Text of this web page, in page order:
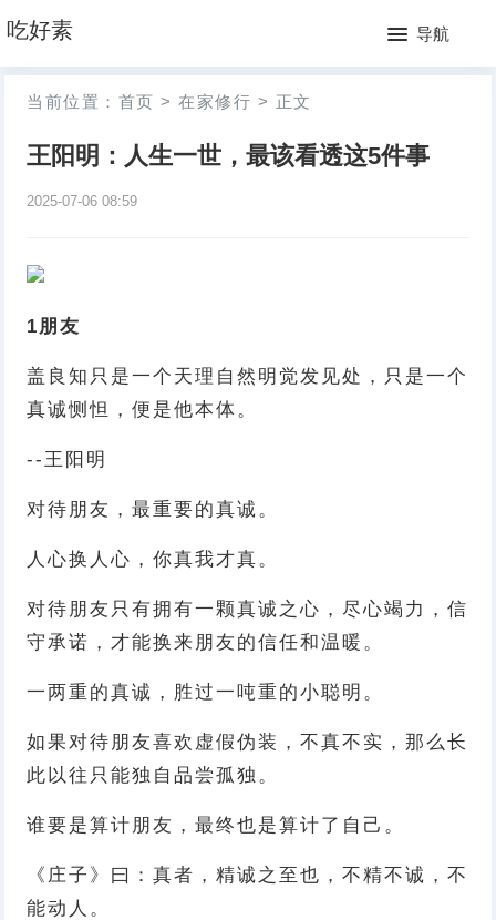
吃好素 导航
网
站
月
当前位置： 首页 > 在家修行 > 正文
王阳明：人生一世，最该看透这5件事
2025-07-06 08:59
1 朋友
盖良知只是一个天理自然明觉发见处，只是一个
真诚恻怛，便是他本体。
--王阳明
对待朋友，最重要的真诚。
人心换人心，你真我才真。
对待朋友只有拥有一颗真诚之心，尽心竭力，信
守承诺，才能换来朋友的信任和温暖。
一两重的真诚，胜过一吨重的小聪明。
如果对待朋友喜欢虚假伪装，不真不实，那么长
此以往只能独自品尝孤独。
谁要是算计朋友，最终也是算计了自己。
《庄子》曰：真者，精诚之至也，不精不诚，不
能动人。